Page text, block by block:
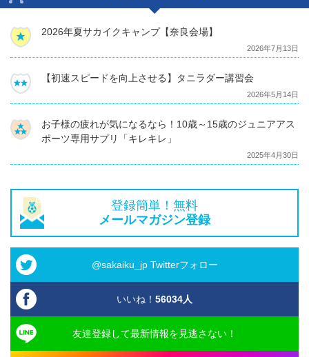
2026年夏サカイクキャンプ【奈良会場】
2026年7月13日
【初速スピードを向上させる】タニラダー講習会
2026年5月14日
お子様の疲れが気になるなら！10歳～15歳のジュニアアス
ポーツ専用サプリ「キレキレ」
2025年4月30日
登録簡単！無料
メールマガジン登録
@sakaiku_jp Twitterフォロー
いいね！ 56034人
友達登録して最新情報を見逃さない！